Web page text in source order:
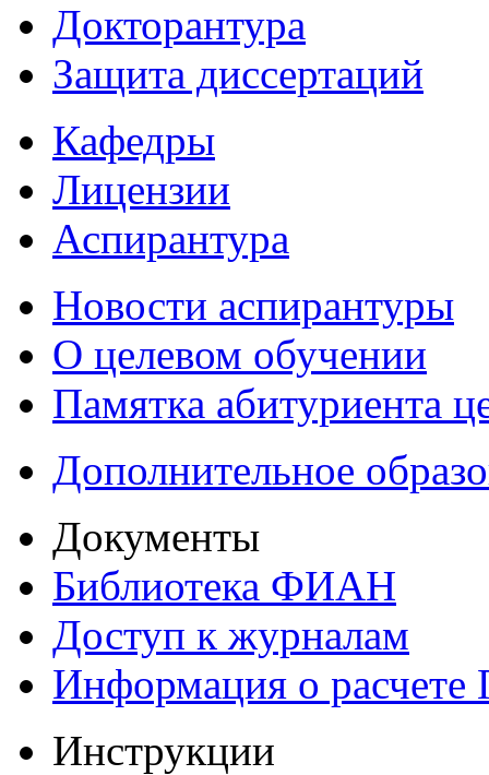
Докторантура
Защита диссертаций
Кафедры
Лицензии
Аспирантура
Новости аспирантуры
О целевом обучении
Памятка абитуриента
Дополнительное
Документы
Библиотека ФИАН
Доступ к журналам
Информация о
Инструкции